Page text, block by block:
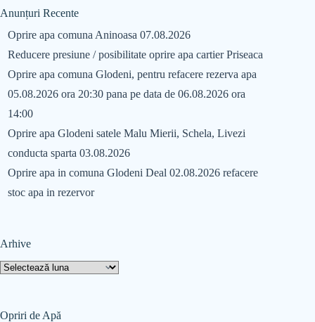
Anunțuri Recente
Oprire apa comuna Aninoasa 07.08.2026
Reducere presiune / posibilitate oprire apa cartier Priseaca
Oprire apa comuna Glodeni, pentru refacere rezerva apa
05.08.2026 ora 20:30 pana pe data de 06.08.2026 ora
14:00
Oprire apa Glodeni satele Malu Mierii, Schela, Livezi
conducta sparta 03.08.2026
Oprire apa in comuna Glodeni Deal 02.08.2026 refacere
stoc apa in rezervor
Arhive
Opriri de Apă